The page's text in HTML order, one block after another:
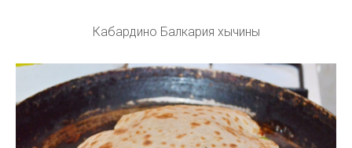
Кабардино Балкария хычины